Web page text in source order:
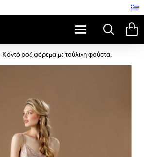
Κοντό ροζ φόρεμα με τούλινη φούστα.